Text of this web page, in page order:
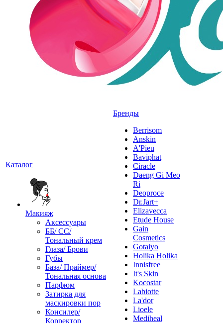
Каталог
Макияж
Аксессуары
ББ/ СС/
Тональный крем
Глаза/ Брови
Губы
База/ Праймер/
Тональная основа
Парфюм
Затирка для
маскировки пор
Консилер/
Корректор
Бренды
Berrisom
Anskin
A'Pieu
Baviphat
Ciracle
Daeng Gi Meo
Ri
Deoproce
Dr.Jart+
Elizavecca
Etude House
Gain
Cosmetics
Gotaiyo
Holika Holika
Innisfree
It's Skin
Kocostar
Labiotte
La'dor
Lioele
Mediheal